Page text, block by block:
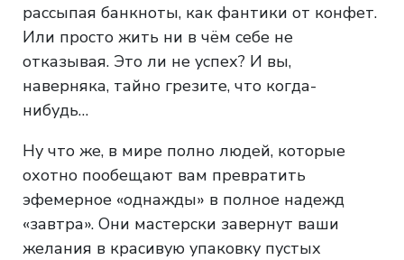
рассыпая банкноты, как фантики от конфет.
Или просто жить ни в чём себе не
отказывая. Это ли не успех? И вы,
наверняка, тайно грезите, что когда-
нибудь…
Ну что же, в мире полно людей, которые
охотно пообещают вам превратить
эфемерное «однажды» в полное надежд
«завтра». Они мастерски завернут ваши
желания в красивую упаковку пустых